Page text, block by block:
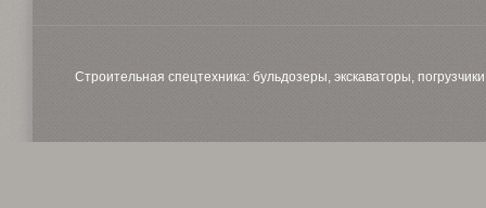
Строительная спецтехника: бульдозеры, экскаваторы,